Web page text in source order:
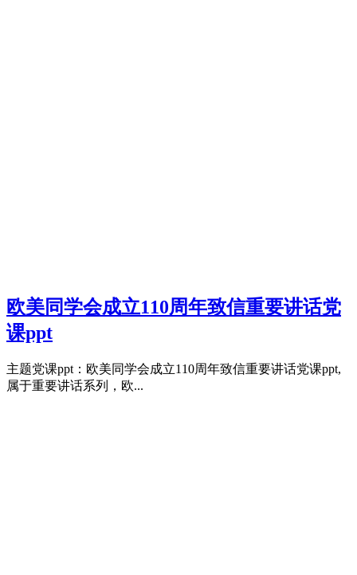
欧美同学会成立110周年致信重要讲话党
课ppt
主题党课ppt：欧美同学会成立110周年致信重要讲话党课ppt,
属于重要讲话系列，欧...